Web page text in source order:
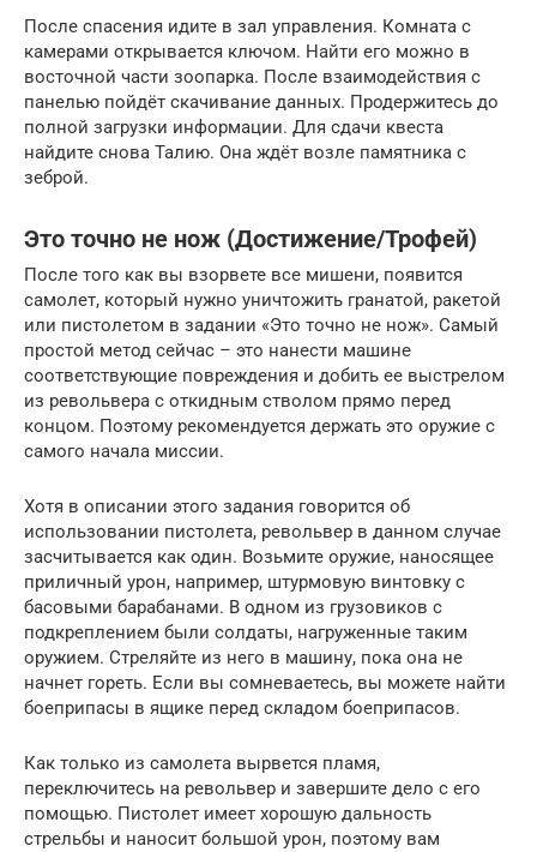
После спасения идите в зал управления. Комната с
камерами открывается ключом. Найти его можно в
восточной части зоопарка. После взаимодействия с
панелью пойдёт скачивание данных. Продержитесь до
полной загрузки информации. Для сдачи квеста
найдите снова Талию. Она ждёт возле памятника с
зеброй.
Это точно не нож (Достижение/Трофей)
После того как вы взорвете все мишени, появится
самолет, который нужно уничтожить гранатой, ракетой
или пистолетом в задании «Это точно не нож». Самый
простой метод сейчас – это нанести машине
соответствующие повреждения и добить ее выстрелом
из револьвера с откидным стволом прямо перед
концом. Поэтому рекомендуется держать это оружие с
самого начала миссии.
Хотя в описании этого задания говорится об
использовании пистолета, револьвер в данном случае
засчитывается как один. Возьмите оружие, наносящее
приличный урон, например, штурмовую винтовку с
басовыми барабанами. В одном из грузовиков с
подкреплением были солдаты, нагруженные таким
оружием. Стреляйте из него в машину, пока она не
начнет гореть. Если вы сомневаетесь, вы можете найти
боеприпасы в ящике перед складом боеприпасов.
Как только из самолета вырвется пламя,
переключитесь на револьвер и завершите дело с его
помощью. Пистолет имеет хорошую дальность
стрельбы и наносит большой урон, поэтому вам